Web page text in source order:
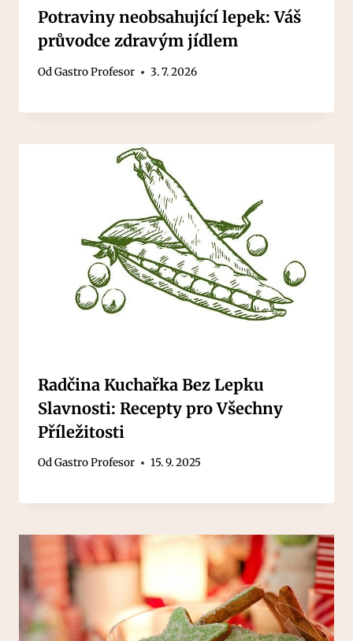
Potraviny neobsahující lepek: Váš
průvodce zdravým jídlem
OdGastro Profesor 3. 7. 2026
Radčina Kuchařka Bez Lepku
Slavnosti: Recepty pro Všechny
Příležitosti
OdGastro Profesor 15. 9. 2025